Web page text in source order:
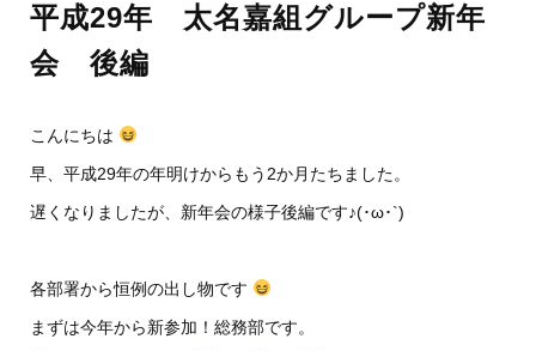
平成29年 太名嘉組グループ新年
会 後編
こんにちは
早、平成29年の年明けからもう2か月たちました。
遅くなりましたが、新年会の様子後編です♪(･ω･`)
各部署から恒例の出し物です
まずは今年から新参加！総務部です。